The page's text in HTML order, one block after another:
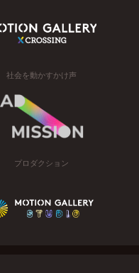
社会を動かすかけ声
プロダクション